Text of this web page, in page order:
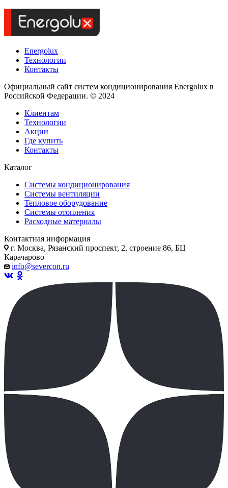
Energolux
Технологии
Контакты
Официальный сайт систем кондиционирования Energolux в
Российской Федерации. © 2024
Клиентам
Технологии
Акции
Где купить
Контакты
Каталог
Системы кондиционирования
Системы вентиляции
Тепловое оборудование
Системы отопления
Расходные материалы
Контактная информация
г. Москва, Рязанский проспект, 2, строение 86, БЦ
Карачарово
info@severcon.ru